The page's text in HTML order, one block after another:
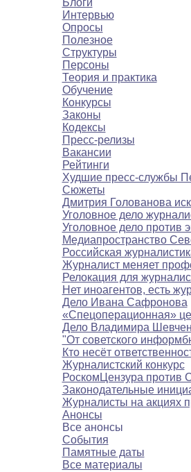
Блоги
Интервью
Опросы
Полезное
Структуры
Персоны
Теория и практика
Обучение
Конкурсы
Законы
Кодексы
Пресс-релизы
Вакансии
Рейтинги
Худшие пресс-службы
Сюжеты
Дмитрия Голованова
Уголовное дело
Уголовное дело против
Медиапространство
Российская
Журналист меняет
Релокация для
Нет иноагентов, есть
Дело Ивана Сафронова
«Спецоперационная»
Дело Владимира
"От советского
Кто несёт
Журналистский конкурс
РоскомЦензура против
Законодательные
Журналисты на акциях
Анонсы
Все анонсы
События
Памятные даты
Все материалы